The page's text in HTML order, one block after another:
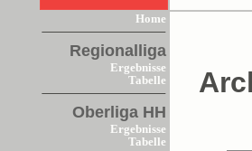
Home
Regionalliga
Ergebnisse
Tabelle
Oberliga HH
Ergebnisse
Tabelle